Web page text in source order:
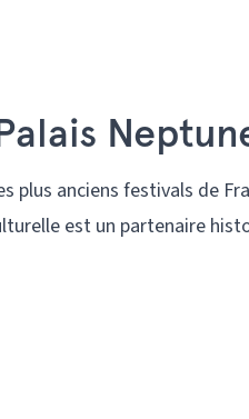
plus anciens festivals de
est un partenaire